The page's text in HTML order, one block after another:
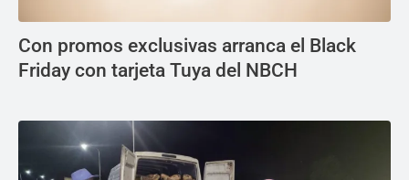
Con promos exclusivas arranca el Black
Friday con tarjeta Tuya del NBCH